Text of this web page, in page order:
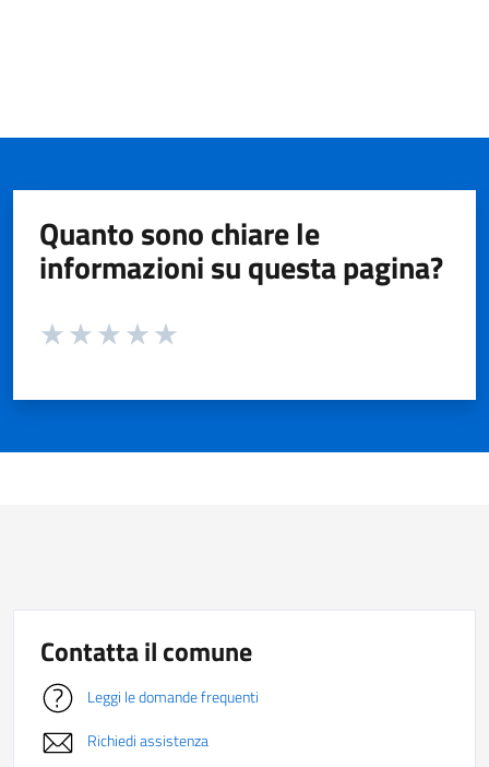
Quanto sono chiare le
informazioni su questa pagina?
Valuta da 1 a 5 stelle la pagina
Contatta il comune
Leggi le domande frequenti
Richiedi assistenza